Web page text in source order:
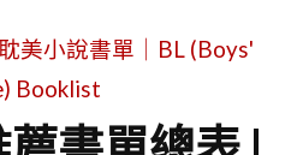
美小說書單｜BL (Boys'
Booklist